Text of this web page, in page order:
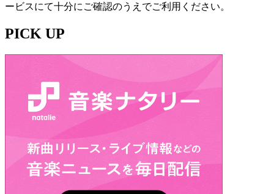
ービスにて十分にご確認のうえでご利用ください。
PICK UP